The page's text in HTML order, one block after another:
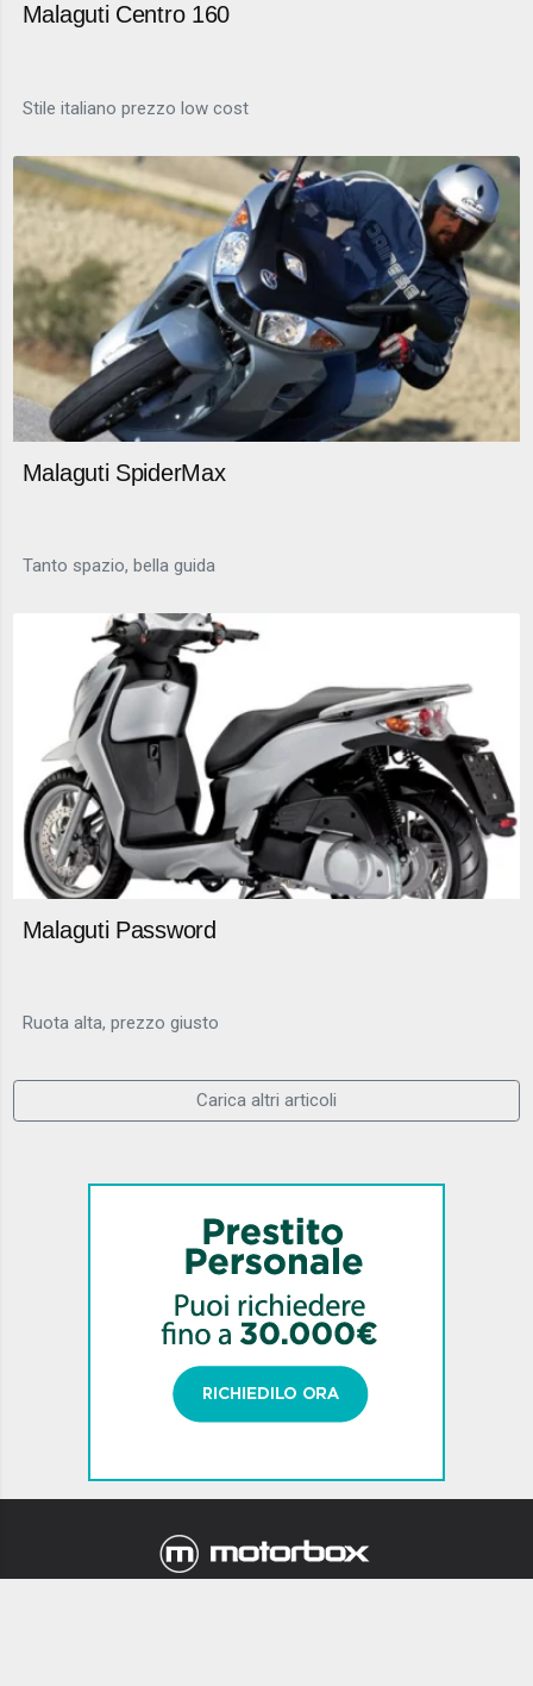
Malaguti Centro 160
Stile italiano prezzo low cost
Malaguti SpiderMax
Tanto spazio, bella guida
Malaguti Password
Ruota alta, prezzo giusto
Carica altri articoli